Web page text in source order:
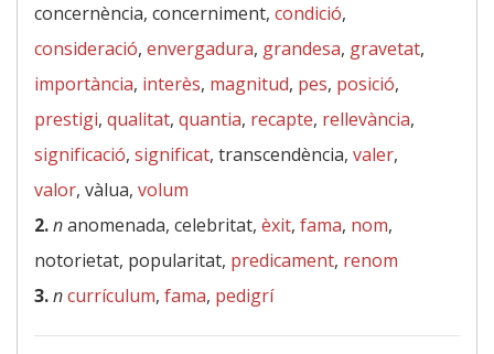
concernència, concerniment, condició,
consideració, envergadura, grandesa, gravetat,
importància, interès, magnitud, pes, posició,
prestigi, qualitat, quantia, recapte, rellevància,
significació, significat, transcendència, valer,
valor, vàlua, volum
2.nanomenada, celebritat, èxit, fama, nom,
notorietat, popularitat, predicament, renom
3.ncurrículum, fama, pedigrí